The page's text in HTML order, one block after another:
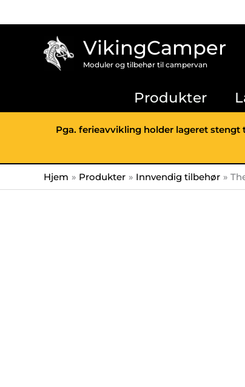
rett
VikingCamper
Moduler og tilbehør til campervan
Produkter
Pga. ferieavvikling holder lageret stengt
Hjem Produkter Innvendig tilbehør